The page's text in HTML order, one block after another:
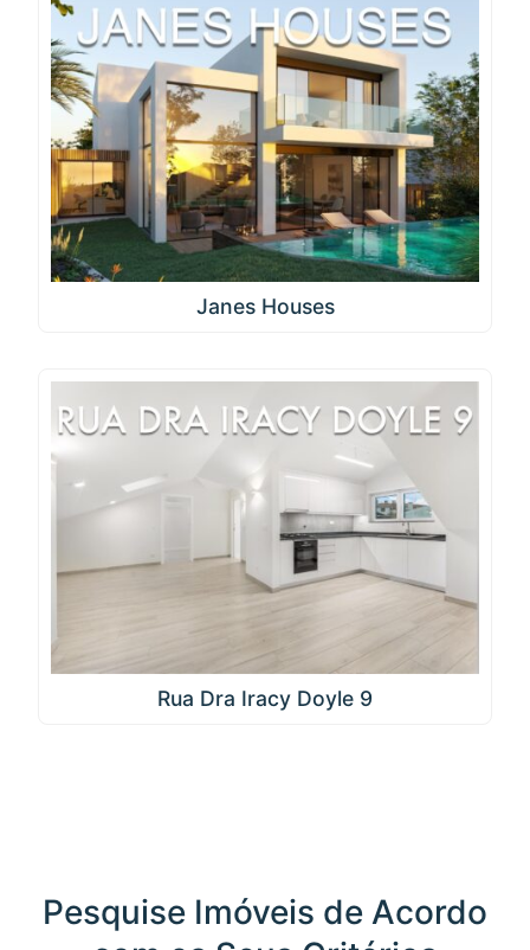
Janes Houses
Rua Dra Iracy Doyle 9
Pesquise Imóveis de Acordo